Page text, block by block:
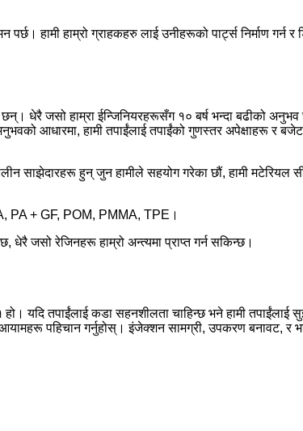
हामी हाम्रो ग्राहकहरु लाई उनीहरूको पार्ट्स निर्माण गर्न र
धेरै जसो हाम्रा ईन्जिनियरहरूसँग १० बर्ष भन्दा बढीको
अनुभवको आधारमा, हामी तपाईंलाई तपाईंको गुणस्तर अपेक्षाहरू र
साझेदारहरू हुन् जुन हामीले सहयोग गरेका छौं, हामी मटेरियल
PA + GF, POM, PMMA, TPE।
जसो रेजिनहरू हाम्रो अन्त्यमा प्राप्त गर्न सकिन्छ।
यदि तपाईंलाई कडा सहनशीलता चाहिन्छ भने हामी तपाईंलाई
पहिचान गर्नुहोस्। इंजेक्शन सामग्री, उपकरण बनावट, र